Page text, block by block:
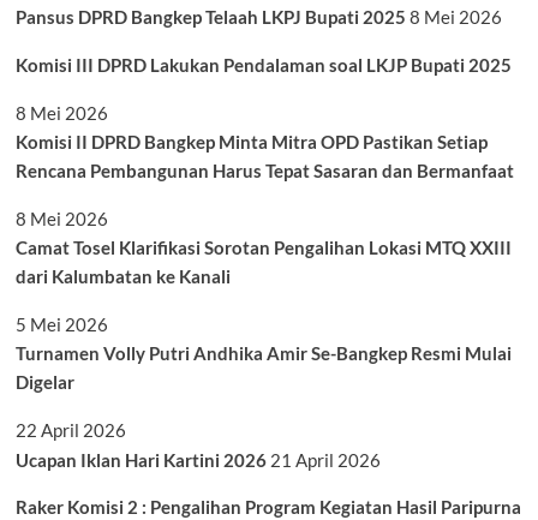
Pansus DPRD Bangkep Telaah LKPJ Bupati 2025 8 Mei 2026
Komisi III DPRD Lakukan Pendalaman soal LKJP Bupati 2025
8 Mei 2026
Komisi II DPRD Bangkep Minta Mitra OPD Pastikan Setiap
Rencana Pembangunan Harus Tepat Sasaran dan Bermanfaat
8 Mei 2026
Camat Tosel Klarifikasi Sorotan Pengalihan Lokasi MTQ XXIII
dari Kalumbatan ke Kanali
5 Mei 2026
Turnamen Volly Putri Andhika Amir Se-Bangkep Resmi Mulai
Digelar
22 April 2026
Ucapan Iklan Hari Kartini 2026 21 April 2026
Raker Komisi 2 : Pengalihan Program Kegiatan Hasil Paripurna